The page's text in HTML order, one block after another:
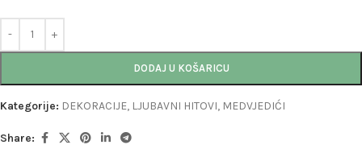
DODAJ U KOŠARICU
Kategorije: DEKORACIJE, LJUBAVNI HITOVI, MEDVJEDIĆI
Share: